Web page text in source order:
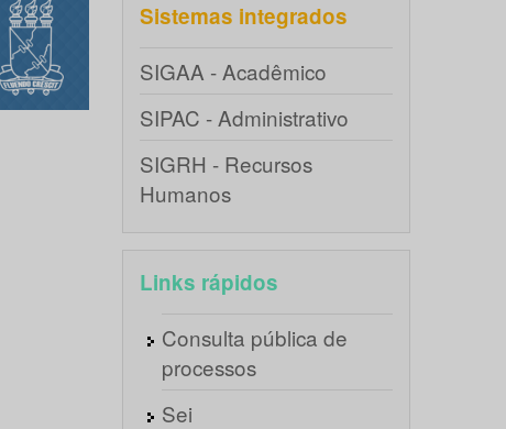
Sistemas integrados
SIGAA - Acadêmico
SIPAC - Administrativo
SIGRH - Recursos
Humanos
Links rápidos
Consulta pública de
processos
Sei